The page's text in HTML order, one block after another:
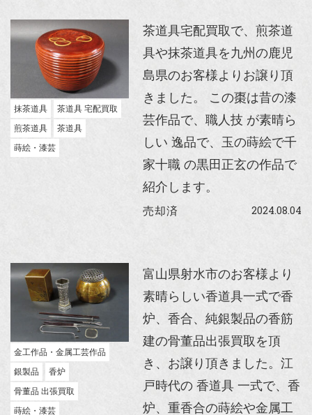
抹茶道具
茶道具 宅配買取
煎茶道具
茶道具
蒔絵・漆芸
茶道具宅配買取で、煎茶道
具や抹茶道具を九州の鹿児
島県のお客様よりお譲り頂
きました。 この棗は昔の漆
芸作品で、職人技 が素晴ら
しい 逸品で、玉の蒔絵で千
家十職 の黒田正玄の作品で
紹介します。
売却済 2024.08.04
金工作品・金属工芸作品
銀製品
香炉
骨董品 出張買取
蒔絵・漆芸
富山県射水市のお客様より
素晴らしい香道具一式で香
炉、香合、純銀製品の香筋
建の骨董品出張買取を頂
き、お譲り頂きました。江
戸時代の 香道具 一式で、香
炉、重香合の蒔絵や金属工